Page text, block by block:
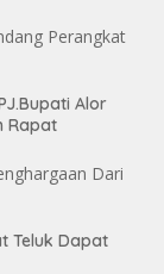
Undang Perangkat Wilayah Rapat
Teluk Dapat